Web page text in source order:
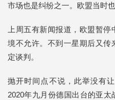
市场也是纠纷之一。欧盟当时
上周五有新闻报道，欧盟暂
境不允许。不到一星期后又传
定谈判。
抛开时间点不说，此举没有
2020年九月份德国出台的亚